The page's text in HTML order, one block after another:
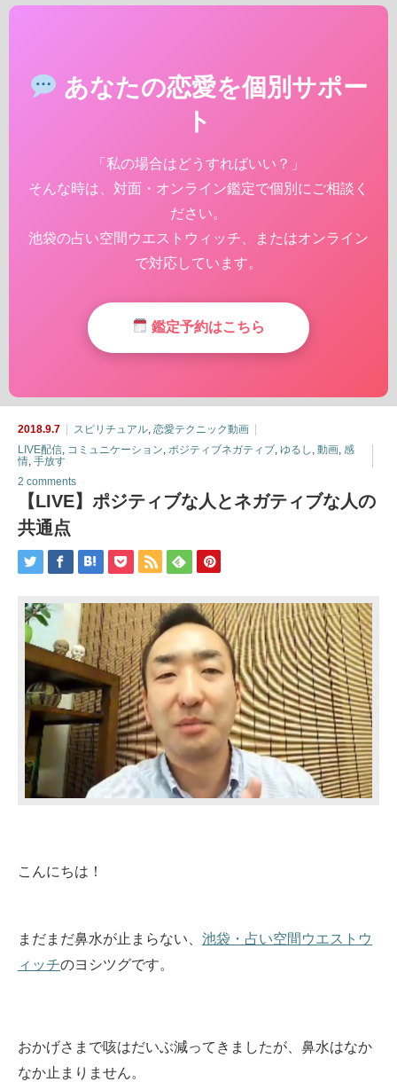
あなたの恋愛を個別サポー
ト
「私の場合はどうすればいい？」
そんな時は、対面・オンライン鑑定で個別にご相談く
ださい。
池袋の占い空間ウエストウィッチ、またはオンライン
で対応しています。
鑑定予約はこちら
2018.9.7 スピリチュアル 恋愛テクニック動画
LIVE配信 コミュニケーション ポジティブネガティブ ゆるし 動画 感
情 手放す
2 comments
【LIVE】ポジティブな人とネガティブな人の
共通点
こんにちは！
まだまだ鼻水が止まらない、 池袋・占い空間ウエストウ
ィッチのヨシツグです。
おかげさまで咳はだいぶ減ってきましたが、鼻水はなか
なか止まりません。